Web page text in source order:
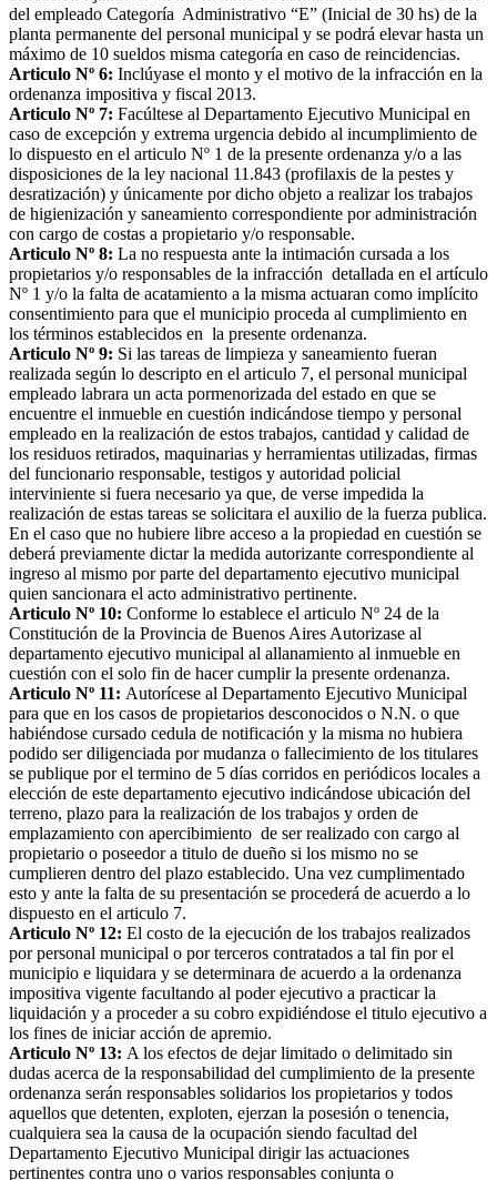
del empleado Categoría Administrativo “E” (Inicial de 30 hs) de la
planta permanente del personal municipal y se podrá elevar hasta un
máximo de 10 sueldos misma categoría en caso de reincidencias.
Articulo Nº 6: Inclúyase el monto y el motivo de la infracción en la
ordenanza impositiva y fiscal 2013.
Articulo Nº 7: Facúltese al Departamento Ejecutivo Municipal en
caso de excepción y extrema urgencia debido al incumplimiento de
lo dispuesto en el articulo Nº 1 de la presente ordenanza y/o a las
disposiciones de la ley nacional 11.843 (profilaxis de la pestes y
desratización) y únicamente por dicho objeto a realizar los trabajos
de higienización y saneamiento correspondiente por administración
con cargo de costas a propietario y/o responsable.
Articulo Nº 8: La no respuesta ante la intimación cursada a los
propietarios y/o responsables de la infracción detallada en el artículo
Nº 1 y/o la falta de acatamiento a la misma actuaran como implícito
consentimiento para que el municipio proceda al cumplimiento en
los términos establecidos en la presente ordenanza.
Articulo Nº 9: Si las tareas de limpieza y saneamiento fueran
realizada según lo descripto en el articulo 7, el personal municipal
empleado labrara un acta pormenorizada del estado en que se
encuentre el inmueble en cuestión indicándose tiempo y personal
empleado en la realización de estos trabajos, cantidad y calidad de
los residuos retirados, maquinarias y herramientas utilizadas, firmas
del funcionario responsable, testigos y autoridad policial
interviniente si fuera necesario ya que, de verse impedida la
realización de estas tareas se solicitara el auxilio de la fuerza publica.
En el caso que no hubiere libre acceso a la propiedad en cuestión se
deberá previamente dictar la medida autorizante correspondiente al
ingreso al mismo por parte del departamento ejecutivo municipal
quien sancionara el acto administrativo pertinente.
Articulo Nº 10: Conforme lo establece el articulo Nº 24 de la
Constitución de la Provincia de Buenos Aires Autorizase al
departamento ejecutivo municipal al allanamiento al inmueble en
cuestión con el solo fin de hacer cumplir la presente ordenanza.
Articulo Nº 11: Autorícese al Departamento Ejecutivo Municipal
para que en los casos de propietarios desconocidos o N.N. o que
habiéndose cursado cedula de notificación y la misma no hubiera
podido ser diligenciada por mudanza o fallecimiento de los titulares
se publique por el termino de 5 días corridos en periódicos locales a
elección de este departamento ejecutivo indicándose ubicación del
terreno, plazo para la realización de los trabajos y orden de
emplazamiento con apercibimiento de ser realizado con cargo al
propietario o poseedor a titulo de dueño si los mismo no se
cumplieren dentro del plazo establecido. Una vez cumplimentado
esto y ante la falta de su presentación se procederá de acuerdo a lo
dispuesto en el articulo 7.
Articulo Nº 12: El costo de la ejecución de los trabajos realizados
por personal municipal o por terceros contratados a tal fin por el
municipio e liquidara y se determinara de acuerdo a la ordenanza
impositiva vigente facultando al poder ejecutivo a practicar la
liquidación y a proceder a su cobro expidiéndose el titulo ejecutivo a
los fines de iniciar acción de apremio.
Articulo Nº 13: A los efectos de dejar limitado o delimitado sin
dudas acerca de la responsabilidad del cumplimiento de la presente
ordenanza serán responsables solidarios los propietarios y todos
aquellos que detenten, exploten, ejerzan la posesión o tenencia,
cualquiera sea la causa de la ocupación siendo facultad del
Departamento Ejecutivo Municipal dirigir las actuaciones
pertinentes contra uno o varios responsables conjunta o